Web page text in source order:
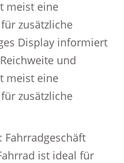
meist eine
zusätzliche
Display informiert
und
meist eine
zusätzliche
Fahrradgeschäft
ist ideal für